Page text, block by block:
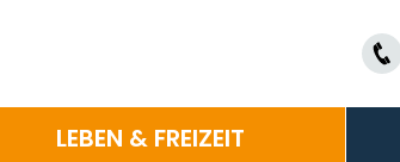
LEBEN & FREIZEIT